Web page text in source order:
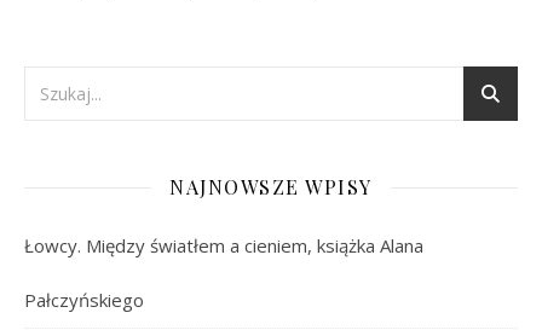
NAJNOWSZE WPISY
Łowcy. Między światłem a cieniem, książka Alana
Pałczyńskiego